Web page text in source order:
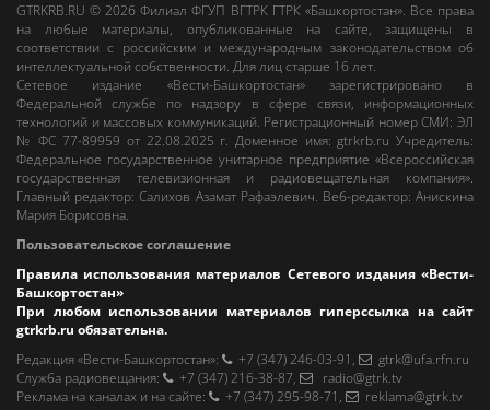
GTRKRB.RU © 2026Филиал ФГУП ВГТРК ГТРК «Башкортостан». Все права
на любые материалы, опубликованные на сайте, защищены в
соответствии с российским и международным законодательством об
интеллектуальной собственности. Для лиц старше 16 лет.
Сетевое издание «Вести-Башкортостан»зарегистрировано в
Федеральной службе по надзору в сфере связи, информационных
технологий и массовых коммуникаций. Регистрационный номер СМИ: ЭЛ
№ ФС 77-89959 от 22.08.2025 г. Доменное имя:gtrkrb.ru Учредитель:
Федеральное государственное унитарное предприятие «Всероссийская
государственная телевизионная и радиовещательная компания».
Главный редактор:Салихов Азамат Рафаэлевич. Веб-редактор:Анискина
Мария Борисовна.
Пользовательское соглашение
Правила использования материалов Сетевого издания «Вести-
Башкортостан»
При любом использовании материалов гиперссылка на сайт
gtrkrb.ru обязательна.
Редакция «Вести-Башкортостан»: +7 (347) 246-03-91 ,
gtrk@ufa.rfn.ru
Cлужба радиовещания: +7 (347) 216-38-87,
radio@gtrk.tv
Реклама на каналах и на сайте: +7 (347) 295-98-71 , reklama@gtrk.tv